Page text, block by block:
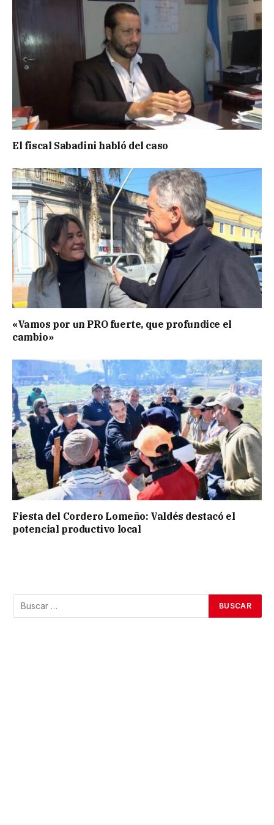
El fiscal Sabadini habló del caso
«Vamos por un PRO fuerte, que profundice el
cambio»
Fiesta del Cordero Lomeño: Valdés destacó el
potencial productivo local